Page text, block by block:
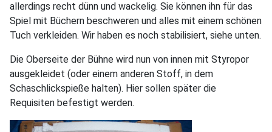
allerdings recht dünn und wackelig. Sie können ihn für das
Spiel mit Büchern beschweren und alles mit einem schönen
Tuch verkleiden. Wir haben es noch stabilisiert, siehe unten.
Die Oberseite der Bühne wird nun von innen mit Styropor
ausgekleidet (oder einem anderen Stoff, in dem
Schaschlickspieße halten). Hier sollen später die
Requisiten befestigt werden.